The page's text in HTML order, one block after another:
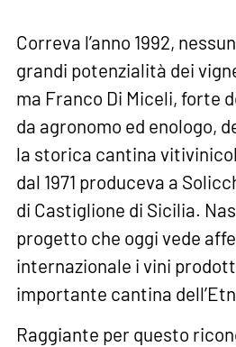
Correva l’anno 1992,
grandi potenzialità dei
ma Franco Di Miceli, forte
da agronomo ed enologo,
la storica cantina
dal 1971 produceva a
di Castiglione di Sicilia.
progetto che oggi vede
internazionale i vini
importante cantina
Raggiante per questo